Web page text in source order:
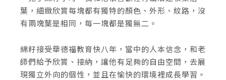
葉，細緻欣賞每塊都有獨特的顏色、外形、紋路，沒
有兩塊葉是相同，每一塊都是獨無二。
綿籽接受華德福教育快八年，當中的人本信念，和老
師們給予欣賞、接納，讓他有足夠的自由空間，去展
現獨立外向的個性，並且在愉快的環境裡成長學習。